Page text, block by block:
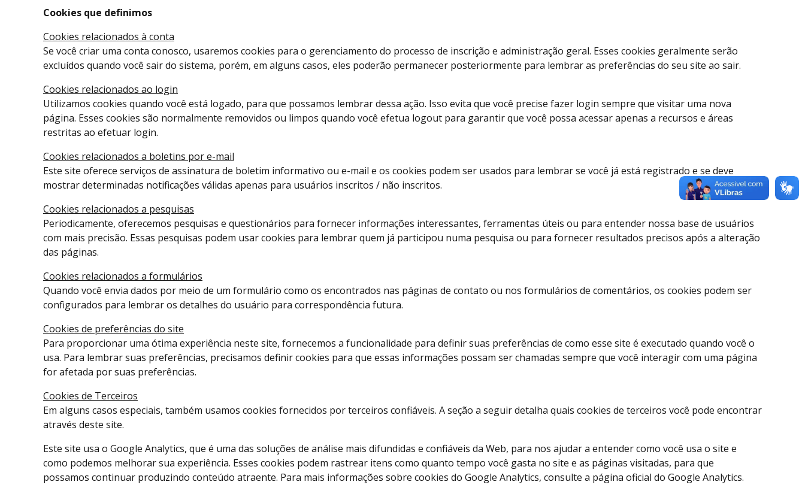
Cookies que definimos
Cookies relacionados à conta
Se você criar uma conta conosco, usaremos cookies para o gerenciamento do processo de inscrição e administração geral. Esses cookies geralmente serão
excluídos quando você sair do sistema, porém, em alguns casos, eles poderão permanecer posteriormente para lembrar as preferências do seu site ao sair.
Cookies relacionados ao login
Utilizamos cookies quando você está logado, para que possamos lembrar dessa ação. Isso evita que você precise fazer login sempre que visitar uma nova
página. Esses cookies são normalmente removidos ou limpos quando você efetua logout para garantir que você possa acessar apenas a recursos e áreas
restritas ao efetuar login.
Cookies relacionados a boletins por e-mail
Este site oferece serviços de assinatura de boletim informativo ou e-mail e os cookies podem ser usados ​​para lembrar se você já está registrado e se deve
mostrar determinadas notificações válidas apenas para usuários inscritos / não inscritos.
Cookies relacionados a pesquisas
Periodicamente, oferecemos pesquisas e questionários para fornecer informações interessantes, ferramentas úteis ou para entender nossa base de usuários
com mais precisão. Essas pesquisas podem usar cookies para lembrar quem já participou numa pesquisa ou para fornecer resultados precisos após a alteração
das páginas.
Cookies relacionados a formulários
Quando você envia dados por meio de um formulário como os encontrados nas páginas de contato ou nos formulários de comentários, os cookies podem ser
configurados para lembrar os detalhes do usuário para correspondência futura.
Cookies de preferências do site
Para proporcionar uma ótima experiência neste site, fornecemos a funcionalidade para definir suas preferências de como esse site é executado quando você o
usa. Para lembrar suas preferências, precisamos definir cookies para que essas informações possam ser chamadas sempre que você interagir com uma página
for afetada por suas preferências.
Cookies de Terceiros
Em alguns casos especiais, também usamos cookies fornecidos por terceiros confiáveis. A seção a seguir detalha quais cookies de terceiros você pode encontrar
através deste site.
Este site usa o Google Analytics, que é uma das soluções de análise mais difundidas e confiáveis ​​da Web, para nos ajudar a entender como você usa o site e
como podemos melhorar sua experiência. Esses cookies podem rastrear itens como quanto tempo você gasta no site e as páginas visitadas, para que
possamos continuar produzindo conteúdo atraente. Para mais informações sobre cookies do Google Analytics, consulte a página oficial do Google Analytics.